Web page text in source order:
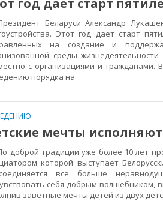
год дает старт
Беларуси Александр
Этот год дает старт
на создание и
среды
с организациями и
порядка на
мечты
традиции уже более 10 лет
которой выступает
все больше
себя добрым волшебником,
заветные мечты детей из двух